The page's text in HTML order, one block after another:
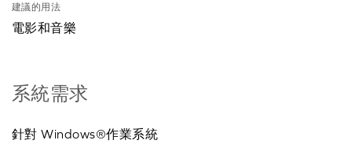
建議的用法
電影和音樂
系統需求
針對 Windows®作業系統